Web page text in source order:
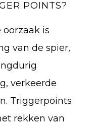
POINTS?
is
van de spier,
verkeerde
Triggerpoints
rekken van